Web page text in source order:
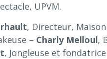
UPVM.
, Directeur,
– Charly Melloul,
, Jongleuse et